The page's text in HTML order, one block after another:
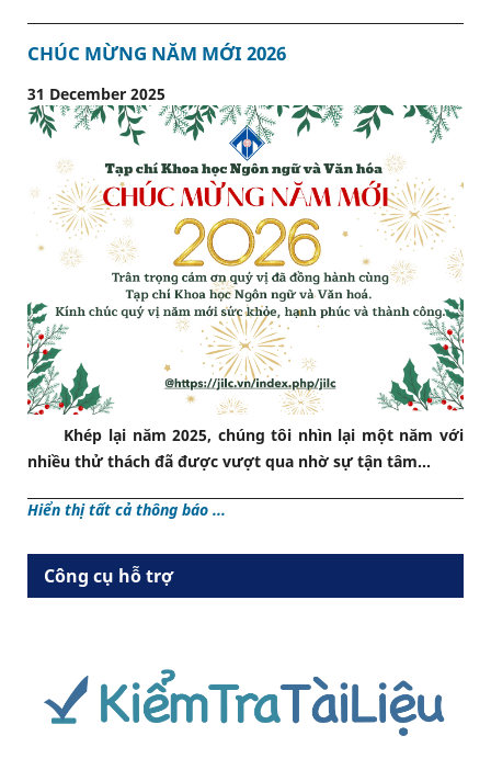
CHÚC MỪNG NĂM MỚI 2026
31 December 2025
Khép lại năm 2025, chúng tôi nhìn lại một năm với
nhiều thử thách đã được vượt qua nhờ sự tận tâm...
Hiển thị tất cả thông báo ...
Công cụ hỗ trợ